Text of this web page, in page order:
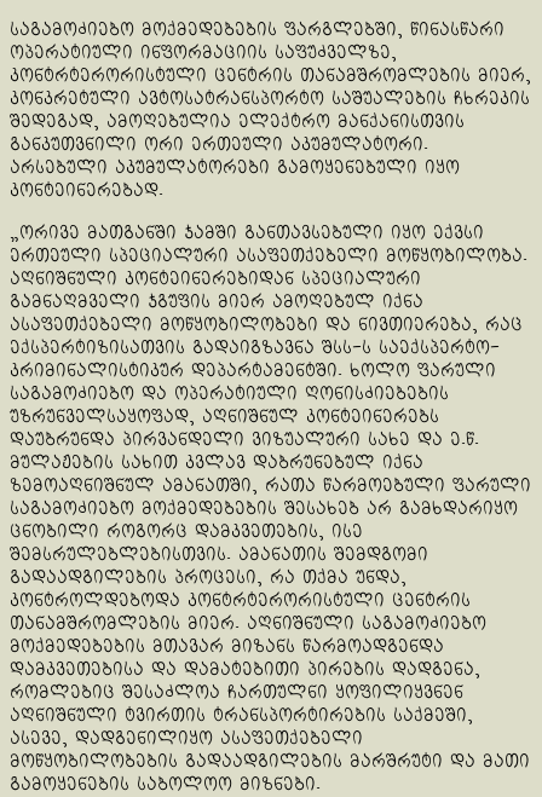
საგამოძიებო მოქმედებების ფარგლებში, წინასწარი
ოპერატიული ინფორმაციის საფუძველზე,
კონტრტერორისტული ცენტრის თანამშრომლების მიერ,
კონკრეტული ავტოსატრანსპორტო საშუალების ჩხრეკის
შედეგად, ამოღებულია ელექტრო მანქანისთვის
განკუთვნილი ორი ერთეული აკუმულატორი.
არსებული აკუმულატორები გამოყენებული იყო
კონტეინერებად.
„ორივე მათგანში ჯამში განთავსებული იყო ექვსი
ერთეული სპეციალური ასაფეთქებელი მოწყობილობა.
აღნიშნული კონტეინერებიდან სპეციალური
გამნაღმველი ჯგუფის მიერ ამოღებულ იქნა
ასაფეთქებელი მოწყობილობები და ნივთიერება, რაც
ექსპერტიზისათვის გადაიგზავნა შსს-ს საექსპერტო-
კრიმინალისტიკურ დეპარტამენტში. ხოლო ფარული
საგამოძიებო და ოპერატიული ღონისძიებების
უზრუნველსაყოფად, აღნიშნულ კონტეინერებს
დაუბრუნდა პირვანდელი ვიზუალური სახე და ე.წ.
მულაჟების სახით კვლავ დაბრუნებულ იქნა
ზემოაღნიშნულ ამანათში, რათა წარმოებული ფარული
საგამოძიებო მოქმედებების შესახებ არ გამხდარიყო
ცნობილი როგორც დამკვეთების, ისე
შემსრულებლებისთვის. ამანათის შემდგომი
გადაადგილების პროცესი, რა თქმა უნდა,
კონტროლდებოდა კონტრტერორისტული ცენტრის
თანამშრომლების მიერ. აღნიშნული საგამოძიებო
მოქმედებების მთავარ მიზანს წარმოადგენდა
დამკვეთებისა და დამატებითი პირების დადგენა,
რომლებიც შესაძლოა ჩართულნი ყოფილიყვნენ
აღნიშნული ტვირთის ტრანსპორტირების საქმეში,
ასევე, დადგენილიყო ასაფეთქებელი
მოწყობილობების გადაადგილების მარშრუტი და მათი
გამოყენების საბოლოო მიზნები.